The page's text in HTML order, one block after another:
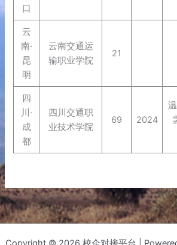
口
云
南·
昆
明
云南交通运
输职业学院
21
四
川·
成
都
四川交通职
业技术学院
69 2024